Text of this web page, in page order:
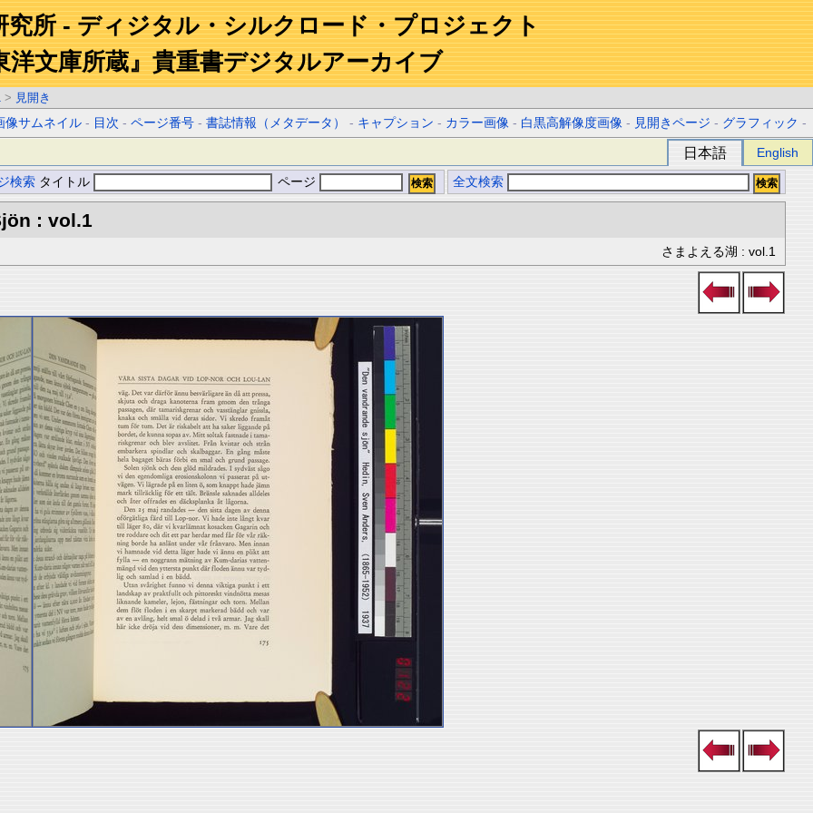
究所 - ディジタル・シルクロード・プロジェクト
洋文庫所蔵』貴重書デジタルアーカイブ
> 見開き
像サムネイル - 目次 -ページ番号 -書誌情報（メタデータ） - キャプション - カラー画像 - 白黒高解像度画像 - 見開きページ - グラフィック -
日本語 English
検索 タイトル ページ 全文検索
: vol.1
さまよえる湖 : vol.1